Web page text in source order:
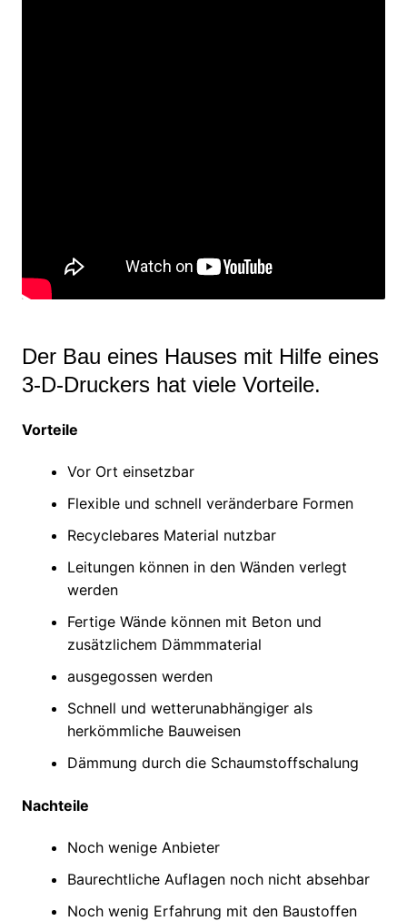
Der Bau eines Hauses mit Hilfe eines
3-D-Druckers hat viele Vorteile.
Vorteile
Vor Ort einsetzbar
Flexible und schnell veränderbare Formen
Recyclebares Material nutzbar
Leitungen können in den Wänden verlegt
werden
Fertige Wände können mit Beton und
zusätzlichem Dämmmaterial
ausgegossen werden
Schnell und wetterunabhängiger als
herkömmliche Bauweisen
Dämmung durch die Schaumstoffschalung
Nachteile
Noch wenige Anbieter
Baurechtliche Auflagen noch nicht absehbar
Noch wenig Erfahrung mit den Baustoffen